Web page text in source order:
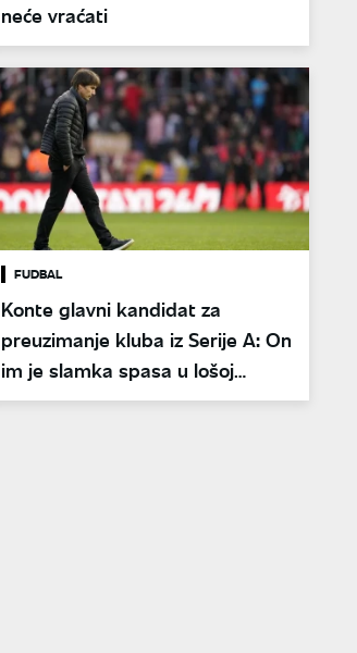
neće vraćati
FUDBAL
Konte glavni kandidat za
preuzimanje kluba iz Serije A: On
im je slamka spasa u lošoj
sezoni